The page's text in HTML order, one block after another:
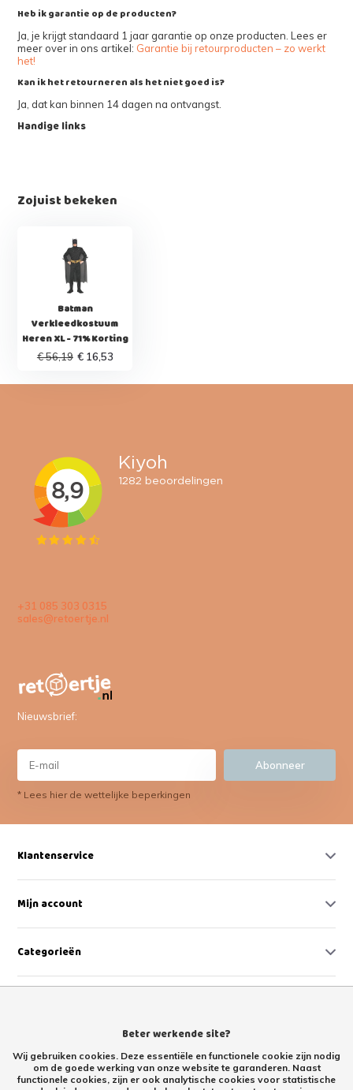
Heb ik garantie op de producten?
Ja, je krijgt standaard 1 jaar garantie op onze producten. Lees er
meer over in ons artikel: Garantie bij retourproducten – zo werkt
het!
Kan ik het retourneren als het niet goed is?
Ja, dat kan binnen 14 dagen na ontvangst.
Handige links
Zojuist bekeken
Batman
Verkleedkostuum
Heren XL - 71% Korting
€ 56,19 € 16,53
+31 085 303 0315
sales@retoertje.nl
Nieuwsbrief:
Abonneer
* Lees hier de wettelijke beperkingen
Klantenservice
Mijn account
Categorieën
Beter werkende site?
Wij gebruiken cookies. Deze essentiële en functionele cookie zijn nodig
om de goede werking van onze website te garanderen. Naast
functionele cookies, zijn er ook analytische cookies voor statistische